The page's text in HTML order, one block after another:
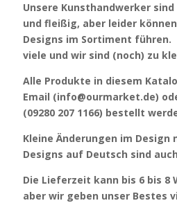
Unsere Kunsthandwerker
und fleißig, aber leider
Designs im Sortiment führen.
viele und wir sind (noch) zu
Alle Produkte in diesem
Email (info@ourmarket.de)
(09280 207 1166) bestellt
Kleine Änderungen im Design
Designs auf Deutsch sind
Die Lieferzeit kann bis 6 bis 8
aber wir geben unser Bestes